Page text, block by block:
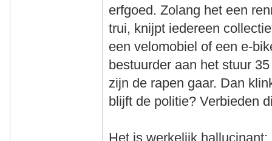
erfgoed. Zolang het een
trui, knijpt iedereen
een velomobiel of een e-
bestuurder aan het stuur
zijn de rapen gaar. Dan
blijft de politie? Verbieden
Het is werkelijk